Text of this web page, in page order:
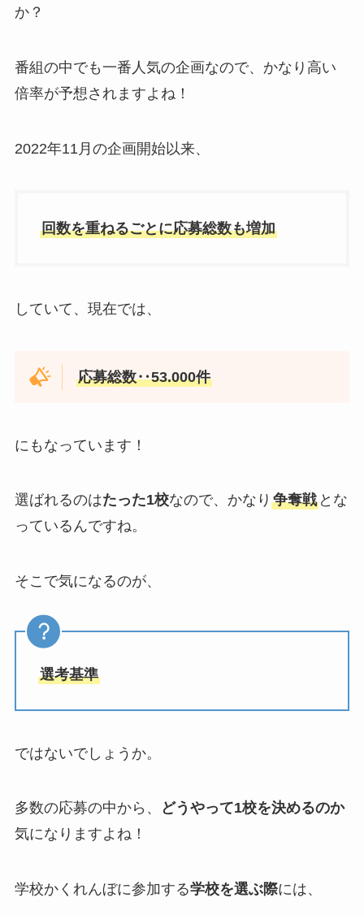
か？
番組の中でも一番人気の企画なので、かなり高い
倍率が予想されますよね！
2022年11月の企画開始以来、
回数を重ねるごとに応募総数も増加
していて、現在では、
応募総数‥53.000件
にもなっています！
選ばれるのはたった1校なので、かなり 争奪戦とな
っているんですね。
そこで気になるのが、
選考基準
ではないでしょうか。
多数の応募の中から、
どうやって1校を決めるのか
気になりますよね！
学校かくれんぼに参加する学校を選ぶ際には、